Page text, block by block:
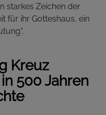
starkes Zeichen der
für ihr Gotteshaus, ein
Kreuz
500 Jahren